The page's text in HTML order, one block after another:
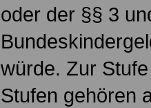
oder der §§ 3
würde. Zur
Stufen gehören